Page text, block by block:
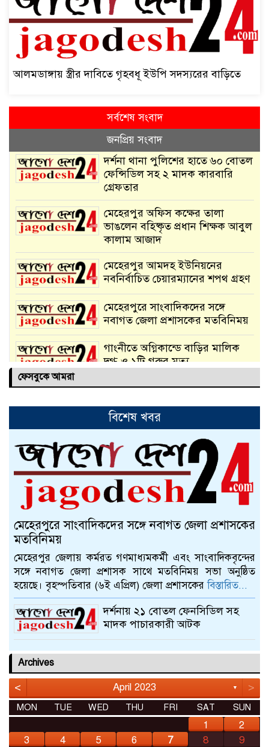
আলমডাঙ্গায় স্ত্রীর দাবিতে গৃহবধূ ইউপি সদস্যরের বাড়িতে
সর্বশেষ সংবাদ
জনপ্রিয় সংবাদ
দর্শনা থানা পুলিশের হাতে ৬০ বোতল
ফেন্সিডিল সহ ২ মাদক কারবারি
গ্রেফতার
মেহেরপুর অফিস কক্ষের তালা
ভাঙলেন বহিষ্কৃত প্রধান শিক্ষক আবুল
কালাম আজাদ
মেহেরপুর আমদহ ইউনিয়নের
নবনির্বাচিত চেয়ারম্যানের শপথ গ্রহণ
মেহেরপুরে সাংবাদিকদের সঙ্গে
নবাগত জেলা প্রশাসকের মতবিনিময়
গাংনীতে অগ্নিকান্ডে বাড়ির মালিক
দগ্ধ ও ১টি গরুর মৃত্যু
দর্শনায় ২১ বোতল ফেনসিডিল সহ
আলমডাঙ্গায় স্ত্রীর দাবিতে গৃহবধূ
ইউপি সদস্যরের বাড়িতে
আলমডাঙ্গায় বাংলা নববর্ষ ১৪৩০
উদযাপন উপলক্ষে প্রস্তুতি সভা
চুয়াডাঙ্গায় বাঁধনের বার্ষিক ইফতার ও
চুয়াডাঙ্গায় জাতীয় ও আন্তর্জাতিক
ক্রীড়া দিবসে র‍্যালি ও আলোচনা সভা
ফেসবুকে আমরা
বিশেষ খবর
মেহেরপুরে সাংবাদিকদের সঙ্গে নবাগত জেলা প্রশাসকের
মতবিনিময়
মেহেরপুর জেলায় কর্মরত গণমাধ্যমকর্মী এবং সাংবাদিকবৃন্দের
সঙ্গে নবাগত জেলা প্রশাসক সাথে মতবিনিময় সভা অনুষ্ঠিত
হয়েছে। বৃহস্পতিবার (৬ই এপ্রিল) জেলা প্রশাসকেরবিস্তারিত...
দর্শনায় ২১ বোতল ফেনসিডিল সহ
মাদক পাচারকারী আটক
Archives
< April 2023 ▼ >
MON TUE WED THU FRI SAT SUN
1
2
3
4 5 6 7 8
9